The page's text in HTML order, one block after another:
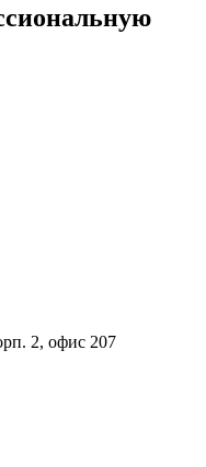
2, офис 207